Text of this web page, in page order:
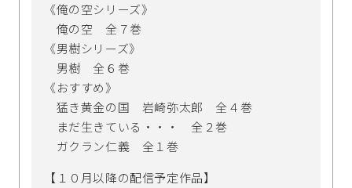
《俺の空シリーズ》
俺の空 全７巻
《男樹シリーズ》
男樹 全６巻
《おすすめ》
猛き黄金の国 岩崎弥太郎 全４巻
まだ生きている・・・ 全２巻
ガクラン仁義 全１巻
【１０月以降の配信予定作品】